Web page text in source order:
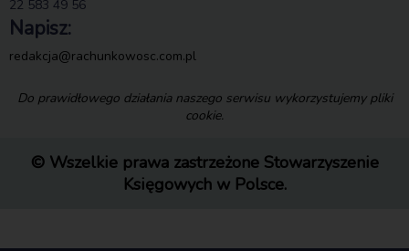
22 583 49 56
Napisz:
redakcja@rachunkowosc.com.pl
Do prawidłowego działania naszego serwisu wykorzystujemy pliki
cookie.
© Wszelkie prawa zastrzeżone Stowarzyszenie
Księgowych w Polsce.